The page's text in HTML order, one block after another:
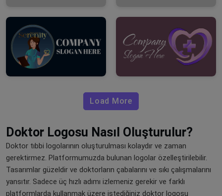
Load More
Doktor Logosu Nasıl Oluşturulur?
Doktor tıbbi logolarının oluşturulması kolaydır ve zaman
gerektirmez. Platformumuzda bulunan logolar özelleştirilebilir.
Tasarımlar güzeldir ve doktorların çabalarını ve sıkı çalışmalarını
yansıtır. Sadece üç hızlı adımı izlemeniz gerekir ve farklı
platformlarda kullanmak üzere istediğiniz doktor logosu